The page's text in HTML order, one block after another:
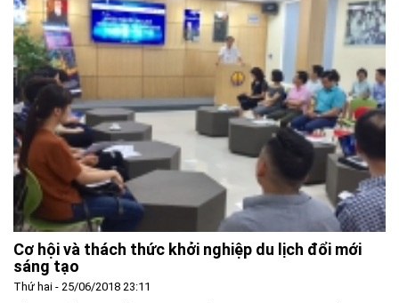
Cơ hội và thách thức khởi nghiệp du lịch đổi mới
sáng tạo
Thứ hai - 25/06/2018 23:11